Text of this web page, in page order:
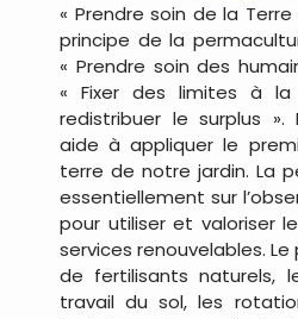
« Prendre soin de la
principe de la
« Prendre soin des
« Fixer des limites à
redistribuer le surplus ».
aide à appliquer le
terre de notre jardin. La
essentiellement sur
pour utiliser et valoriser
services renouvelables.
de fertilisants naturels,
travail du sol, les